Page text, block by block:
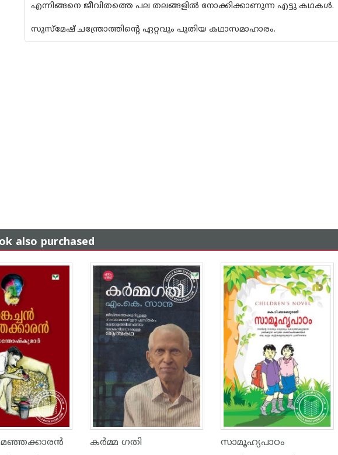
എന്നിങ്ങനെ ജീവിതത്തെ പല തലങ്ങളിൽ നോക്കിക്കാണുന്ന എട്ടു കഥകൾ.
സുസ്‌മേഷ് ചന്ത്രോത്തിന്റെ ഏറ്റവും പുതിയ കഥാസമാഹാരം.
also purchased
മഞ്ഞക്കാര‌ന്‍ കര്‍മ്മ ഗതി സാമൂഹ്യപാഠം